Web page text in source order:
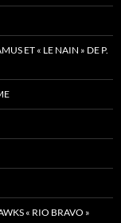
ET « LE NAIN » DE P.
« RIO BRAVO »